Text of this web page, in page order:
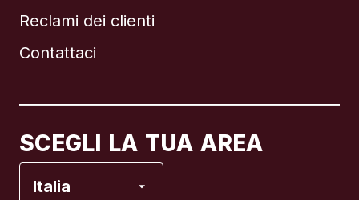
Reclami dei clienti
Contattaci
SCEGLI LA TUA AREA
Italia
Brasile